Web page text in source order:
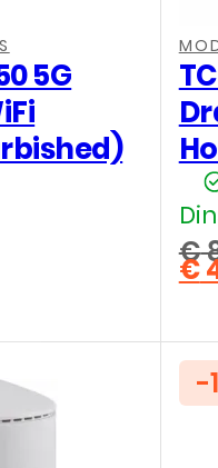
5G
€
€
€
is:
€-